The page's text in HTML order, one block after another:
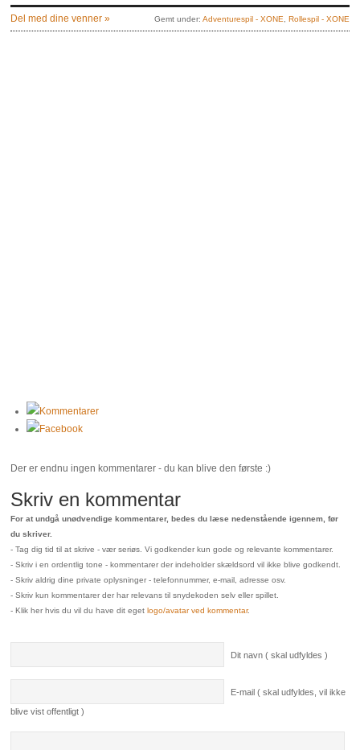
Del med dine venner » Gemt under: Adventurespil - XONE Rollespil - XONE
Kommentarer
Facebook
Der er endnu ingen kommentarer - du kan blive den første :)
Skriv en kommentar
For at undgå unødvendige kommentarer, bedes du læse nedenstående igennem, før
du skriver.
- Tag dig tid til at skrive - vær seriøs. Vi godkender kun gode og relevante kommentarer.
- Skriv i en ordentlig tone - kommentarer der indeholder skældsord vil ikke blive godkendt.
- Skriv aldrig dine private oplysninger - telefonnummer, e-mail, adresse osv.
- Skriv kun kommentarer der har relevans til snydekoden selv eller spillet.
- Klik her hvis du vil du have dit egetlogo/avatar ved kommentar.
Dit navn ( skal udfyldes )
E-mail ( skal udfyldes, vil ikke
blive vist offentligt )